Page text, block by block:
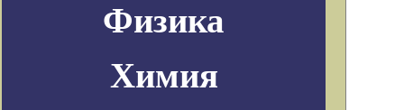
Физика
Химия